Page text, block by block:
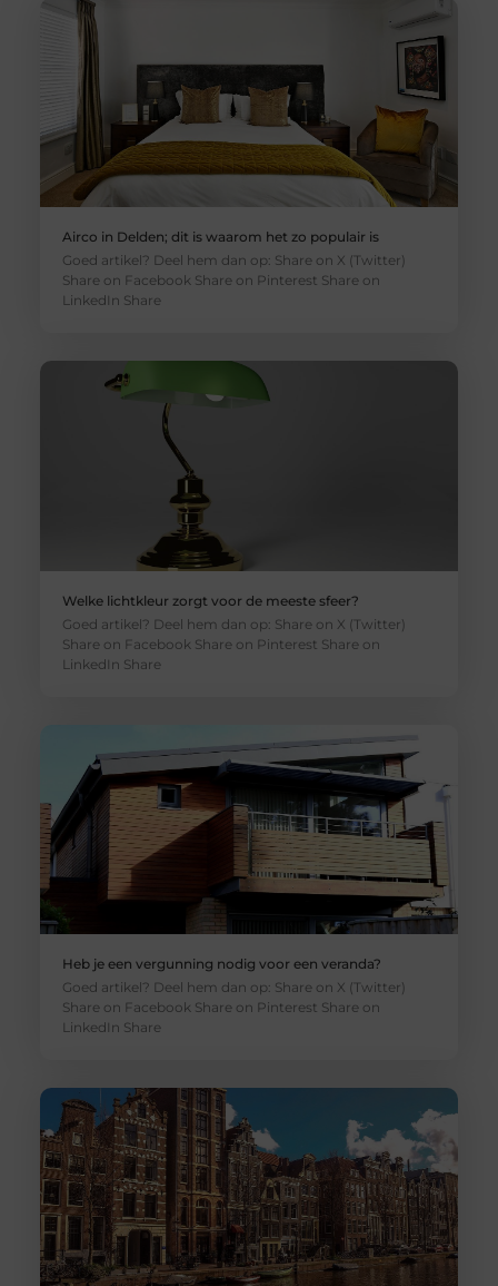
Airco in Delden; dit is waarom het zo populair is
Goed artikel? Deel hem dan op: Share on X (Twitter)
Share on Facebook Share on Pinterest Share on
LinkedIn Share
Welke lichtkleur zorgt voor de meeste sfeer?
Goed artikel? Deel hem dan op: Share on X (Twitter)
Share on Facebook Share on Pinterest Share on
LinkedIn Share
Heb je een vergunning nodig voor een veranda?
Goed artikel? Deel hem dan op: Share on X (Twitter)
Share on Facebook Share on Pinterest Share on
LinkedIn Share